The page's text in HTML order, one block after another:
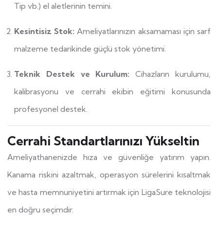
Tip vb.) el aletlerinin temini.
Kesintisiz Stok: Ameliyatlarınızın aksamaması için sarf
malzeme tedarikinde güçlü stok yönetimi.
Teknik Destek ve Kurulum: Cihazların kurulumu,
kalibrasyonu ve cerrahi ekibin eğitimi konusunda
profesyonel destek.
Cerrahi Standartlarınızı Yükseltin
Ameliyathanenizde hıza ve güvenliğe yatırım yapın.
Kanama riskini azaltmak, operasyon sürelerini kısaltmak
ve hasta memnuniyetini artırmak için LigaSure teknolojisi
en doğru seçimdir.